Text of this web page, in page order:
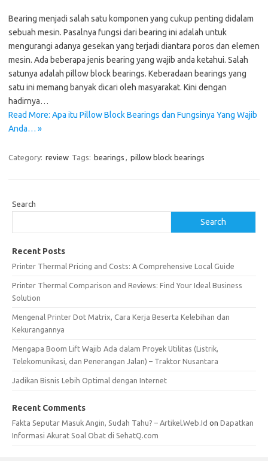
Bearing menjadi salah satu komponen yang cukup penting didalam
sebuah mesin. Pasalnya fungsi dari bearing ini adalah untuk
mengurangi adanya gesekan yang terjadi diantara poros dan elemen
mesin. Ada beberapa jenis bearing yang wajib anda ketahui. Salah
satunya adalah pillow block bearings. Keberadaan bearings yang
satu ini memang banyak dicari oleh masyarakat. Kini dengan
hadirnya…
Read More: Apa itu Pillow Block Bearings dan Fungsinya Yang Wajib
Anda… »
Category: review Tags: bearings , pillow block bearings
Search
Search
Recent Posts
Printer Thermal Pricing and Costs: A Comprehensive Local Guide
Printer Thermal Comparison and Reviews: Find Your Ideal Business
Solution
Mengenal Printer Dot Matrix, Cara Kerja Beserta Kelebihan dan
Kekurangannya
Mengapa Boom Lift Wajib Ada dalam Proyek Utilitas (Listrik,
Telekomunikasi, dan Penerangan Jalan) – Traktor Nusantara
Jadikan Bisnis Lebih Optimal dengan Internet
Recent Comments
Fakta Seputar Masuk Angin, Sudah Tahu? – Artikel.Web.Id on Dapatkan
Informasi Akurat Soal Obat di SehatQ.com